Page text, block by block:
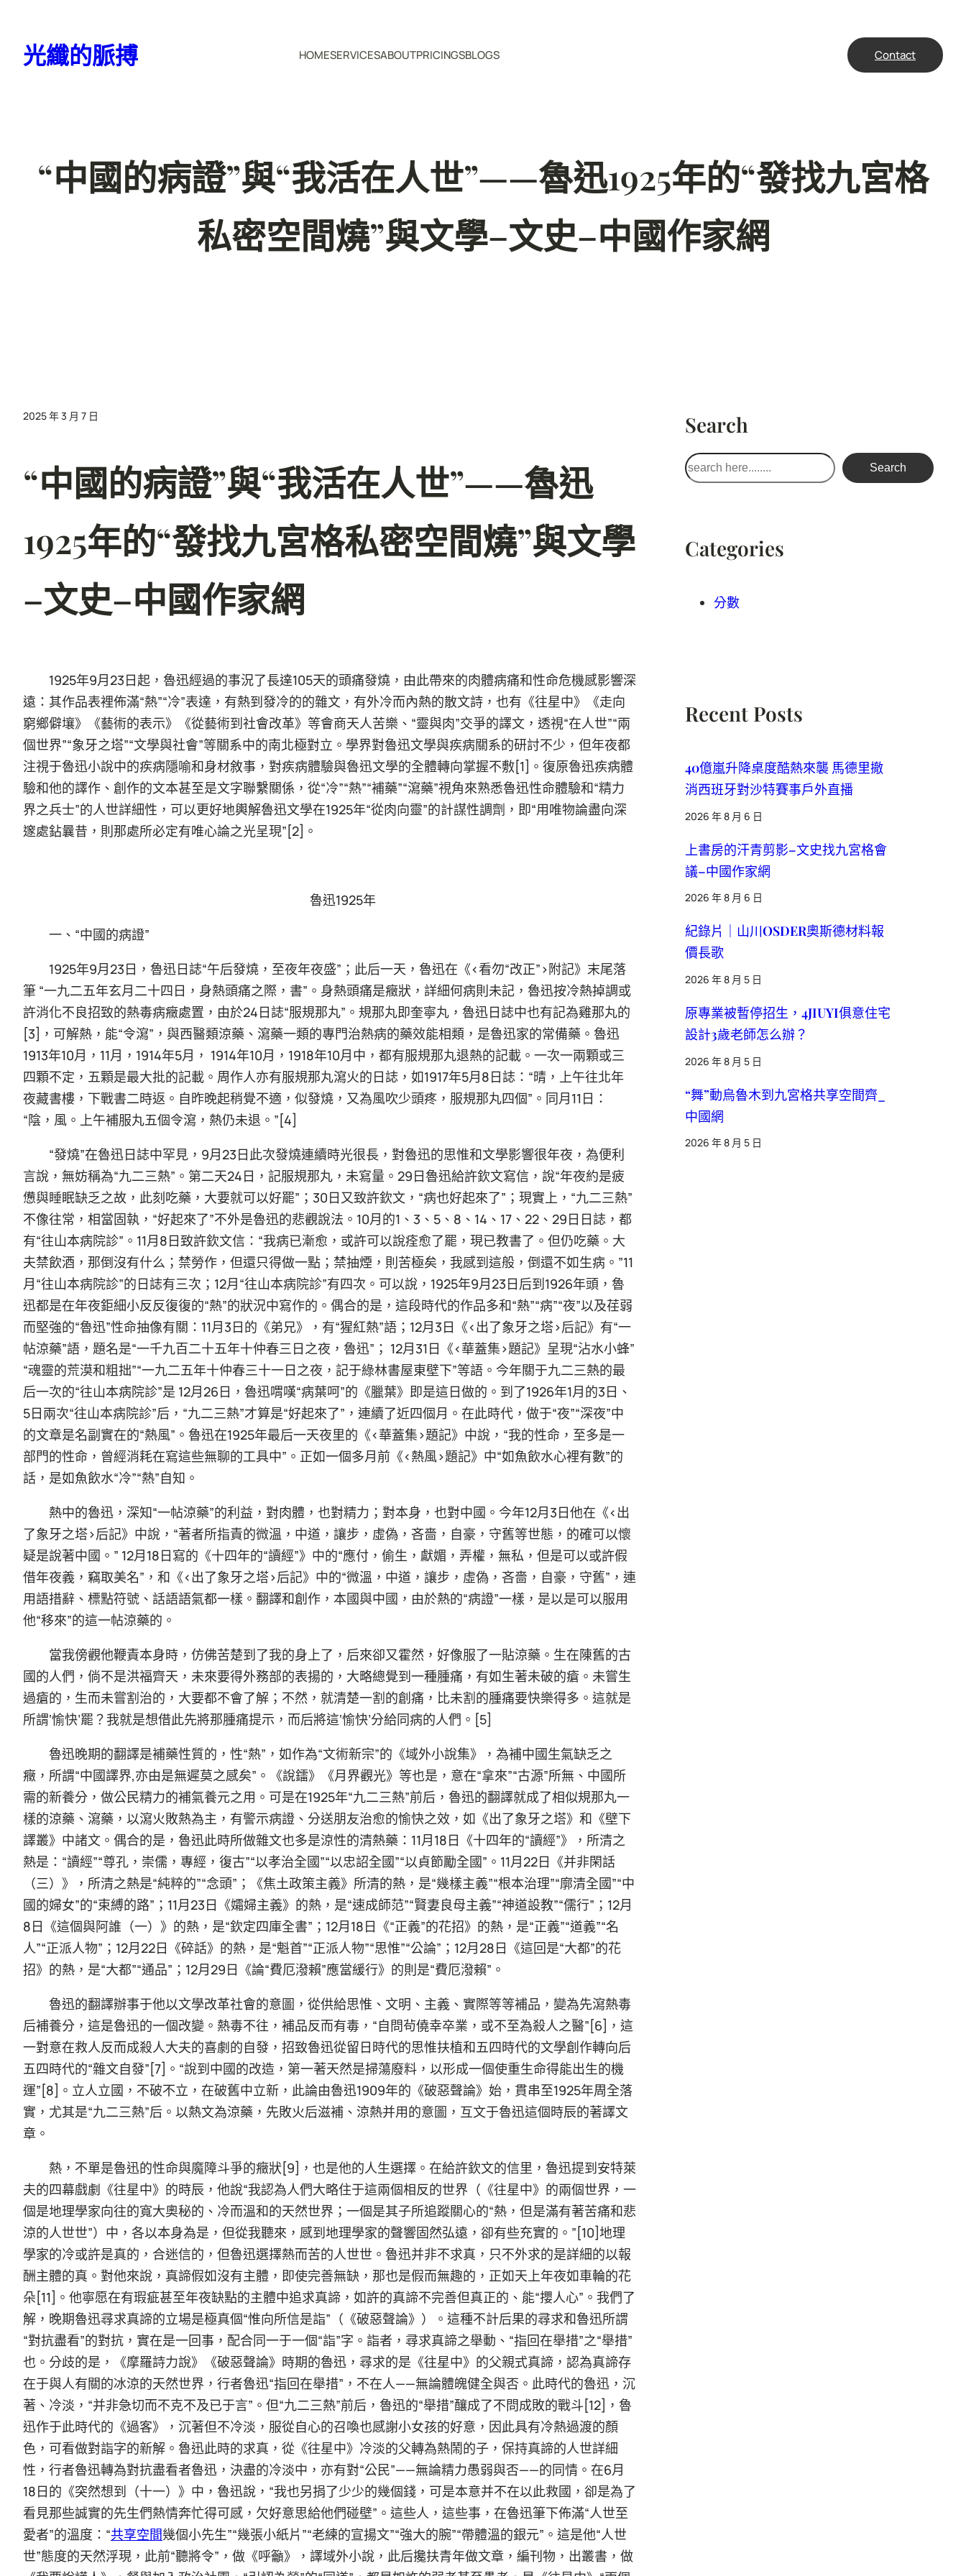
光纖的脈搏 HOMESERVICESABOUTPRICINGSBLOGS Contact
“中國的病證”與“我活在人世”——魯迅1925年的“發找九宮格
私密空間燒”與文學–文史–中國作家網
2025 年 3 月 7 日
“中國的病證”與“我活在人世”——魯迅
1925年的“發找九宮格私密空間燒”與文學
–文史–中國作家網
1925年9月23日起，魯迅經過的事況了長達105天的頭痛發燒，由此帶來的肉體病痛和性命危機感影響深
遠：其作品表裡佈滿“熱”“冷”表達，有熱到發冷的的雜文，有外冷而內熱的散文詩，也有《往星中》《走向
窮鄉僻壤》《藝術的表示》《從藝術到社會改革》等會商天人苦樂、“靈與肉”交爭的譯文，透視“在人世”“兩
個世界”“象牙之塔”“文學與社會”等關系中的南北極對立。學界對魯迅文學與疾病關系的研討不少，但年夜都
注視于魯迅小說中的疾病隱喻和身材敘事，對疾病體驗與魯迅文學的全體轉向掌握不敷[1]。復原魯迅疾病體
驗和他的譯作、創作的文本甚至是文字聯繫關係，從“冷”“熱”“補藥”“瀉藥”視角來熟悉魯迅性命體驗和“精力
界之兵士”的人世詳細性，可以更好地輿解魯迅文學在1925年“從肉向靈”的計謀性調劑，即“用唯物論盡向深
邃處鉆曩昔，則那處所必定有唯心論之光呈現”[2]。
魯迅1925年
一、“中國的病證”
1925年9月23日，魯迅日誌“午后發燒，至夜年夜盛”；此后一天，魯迅在《<看勿“改正”>附記》末尾落
筆 “一九二五年玄月二十四日，身熱頭痛之際，書”。身熱頭痛是癥狀，詳細何病則未記，魯迅按冷熱掉調或
許消化不良招致的熱毒病癥處置，由於24日誌“服規那丸”。規那丸即奎寧丸，魯迅日誌中也有記為雞那丸的
[3]，可解熱，能“令瀉”，與西醫類涼藥、瀉藥一類的專門治熱病的藥效能相類，是魯迅家的常備藥。魯迅
1913年10月，11月，1914年5月， 1914年10月，1918年10月中，都有服規那丸退熱的記載。一次一兩顆或三
四顆不定，五顆是最大批的記載。周作人亦有服規那丸瀉火的日誌，如1917年5月8日誌：“晴，上午往北年
夜藏書樓，下戰書二時返。自昨晚起稍覺不適，似發燒，又為風吹少頭疼，服規那丸四個”。同月11日：
“陰，風。上午補服丸五個令瀉，熱仍未退。”[4]
“發燒”在魯迅日誌中罕見，9月23日此次發燒連續時光很長，對魯迅的思惟和文學影響很年夜，為便利
言說，無妨稱為“九二三熱”。第二天24日，記服規那丸，未寫量。29日魯迅給許欽文寫信，說“年夜約是疲
憊與睡眠缺乏之故，此刻吃藥，大要就可以好罷”；30日又致許欽文，“病也好起來了”；現實上，“九二三熱”
不像往常，相當固執，“好起來了”不外是魯迅的悲觀說法。10月的1、3、5、8、14、17、22、29日日誌，都
有“往山本病院診”。11月8日致許欽文信：“我病已漸愈，或許可以說痊愈了罷，現已教書了。但仍吃藥。大
夫禁飲酒，那倒沒有什么；禁勞作，但還只得做一點；禁抽煙，則苦極矣，我感到這般，倒還不如生病。”11
月“往山本病院診”的日誌有三次；12月“往山本病院診”有四次。可以說，1925年9月23日后到1926年頭，魯
迅都是在年夜鉅細小反反復復的“熱”的狀況中寫作的。偶合的是，這段時代的作品多和“熱”“病”“夜”以及荏弱
而堅強的“魯迅”性命抽像有關：11月3日的《弟兄》，有“猩紅熱”語；12月3日《<出了象牙之塔>后記》有“一
帖涼藥”語，題名是“一千九百二十五年十仲春三日之夜，魯迅”； 12月31日《<華蓋集>題記》呈現“沾水小蜂”
“魂靈的荒漠和粗拙”“一九二五年十仲春三十一日之夜，記于綠林書屋東壁下”等語。今年關于九二三熱的最
后一次的“往山本病院診”是 12月26日，魯迅喟嘆“病葉呵”的《臘葉》即是這日做的。到了1926年1月的3日、
5日兩次“往山本病院診”后，“九二三熱”才算是“好起來了”，連續了近四個月。在此時代，做于“夜”“深夜”中
的文章是名副實在的“熱風”。魯迅在1925年最后一天夜里的《<華蓋集>題記》中說，“我的性命，至多是一
部門的性命，曾經消耗在寫這些無聊的工具中”。正如一個多月前《<熱風>題記》中“如魚飲水心裡有數”的
話，是如魚飲水“冷”“熱”自知。
熱中的魯迅，深知“一帖涼藥”的利益，對肉體，也對精力；對本身，也對中國。今年12月3日他在《<出
了象牙之塔>后記》中說，“著者所指責的微溫，中道，讓步，虛偽，吝嗇，自豪，守舊等世態，的確可以懷
疑是說著中國。” 12月18日寫的《十四年的“讀經”》中的“應付，偷生，獻媚，弄權，無私，但是可以或許假
借年夜義，竊取美名”，和《<出了象牙之塔>后記》中的“微溫，中道，讓步，虛偽，吝嗇，自豪，守舊”，連
用語措辭、標點符號、話語語氣都一樣。翻譯和創作，本國與中國，由於熱的“病證”一樣，是以是可以服用
他“移來”的這一帖涼藥的。
當我傍觀他鞭責本身時，仿佛苦楚到了我的身上了，后來卻又霍然，好像服了一貼涼藥。生在陳舊的古
國的人們，倘不是洪福齊天，未來要得外務部的表揚的，大略總覺到一種腫痛，有如生著未破的瘡。未嘗生
過瘡的，生而未嘗割治的，大要都不會了解；不然，就清楚一割的創痛，比未割的腫痛要快樂得多。這就是
所謂‘愉快’罷？我就是想借此先將那腫痛提示，而后將這‘愉快’分給同病的人們。[5]
魯迅晚期的翻譯是補藥性質的，性“熱”，如作為“文術新宗”的《域外小說集》，為補中國生氣缺乏之
癥，所謂“中國譯界,亦由是無遲莫之感矣”。《說鐳》《月界觀光》等也是，意在“拿來”“古源”所無、中國所
需的新養分，做公民精力的補氣養元之用。可是在1925年“九二三熱”前后，魯迅的翻譯就成了相似規那丸一
樣的涼藥、瀉藥，以瀉火敗熱為主，有警示病證、分送朋友治愈的愉快之效，如《出了象牙之塔》和《壁下
譯叢》中諸文。偶合的是，魯迅此時所做雜文也多是涼性的清熱藥：11月18日《十四年的“讀經”》，所清之
熱是：“讀經”“尊孔，崇儒，專經，復古”“以孝治全國”“以忠詔全國”“以貞節勵全國”。11月22日《并非閑話
（三）》，所清之熱是“純粹的”“念頭”；《焦土政策主義》所清的熱，是“幾樣主義”“根本治理”“廓清全國”“中
國的婦女”的“束縛的路”；11月23日《孀婦主義》的熱，是“速成師范”“賢妻良母主義”“神道設教”“儒行”；12月
8日《這個與阿誰（一）》的熱，是“欽定四庫全書”；12月18日《“正義”的花招》的熱，是“正義”“道義”“名
人”“正派人物”；12月22日《碎話》的熱，是“魁首”“正派人物”“思惟”“公論”；12月28日《這回是“大都”的花
招》的熱，是“大都”“通品”；12月29日《論“費厄潑賴”應當緩行》的則是“費厄潑賴”。
魯迅的翻譯辦事于他以文學改革社會的意圖，從供給思惟、文明、主義、實際等等補品，變為先瀉熱毒
后補養分，這是魯迅的一個改變。熱毒不往，補品反而有毒，“自問茍僥幸卒業，或不至為殺人之醫”[6]，這
一對意在救人反而成殺人大夫的喜劇的自發，招致魯迅從留日時代的思惟扶植和五四時代的文學創作轉向后
五四時代的“雜文自發”[7]。“說到中國的改造，第一著天然是掃蕩廢料，以形成一個使重生命得能出生的機
運”[8]。立人立國，不破不立，在破舊中立新，此論由魯迅1909年的《破惡聲論》始，貫串至1925年周全落
實，尤其是“九二三熱”后。以熱文為涼藥，先敗火后滋補、涼熱并用的意圖，互文于魯迅這個時辰的著譯文
章。
熱，不單是魯迅的性命與魔障斗爭的癥狀[9]，也是他的人生選擇。在給許欽文的信里，魯迅提到安特萊
夫的四幕戲劇《往星中》的時辰，他說“我認為人們大略住于這兩個相反的世界（《往星中》的兩個世界，一
個是地理學家向往的寬大奧秘的、冷而溫和的天然世界；一個是其子所追蹤關心的“熱，但是滿有著苦痛和悲
涼的人世世”）中，各以本身為是，但從我聽來，感到地理學家的聲響固然弘遠，卻有些充實的。”[10]地理
學家的冷或許是真的，合迷信的，但魯迅選擇熱而苦的人世世。魯迅并非不求真，只不外求的是詳細的以報
酬主體的真。對他來說，真諦假如沒有主體，即使完善無缺，那也是假而無趣的，正如天上年夜如車輪的花
朵[11]。他寧愿在有瑕疵甚至年夜缺點的主體中追求真諦，如許的真諦不完善但真正的、能“攖人心”。我們了
解，晚期魯迅尋求真諦的立場是極真個“惟向所信是詣”（《破惡聲論》）。這種不計后果的尋求和魯迅所謂
“對抗盡看”的對抗，實在是一回事，配合同一于一個“詣”字。詣者，尋求真諦之舉動、“指回在舉措”之“舉措”
也。分歧的是，《摩羅詩力說》《破惡聲論》時期的魯迅，尋求的是《往星中》的父親式真諦，認為真諦存
在于與人有關的冰涼的天然世界，行者魯迅“指回在舉措”，不在人——無論體魄健全與否。此時代的魯迅，沉
著、冷淡，“并非急切而不克不及已于言”。但“九二三熱”前后，魯迅的“舉措”釀成了不問成敗的戰斗[12]，魯
迅作于此時代的《過客》，沉著但不冷淡，服從自心的召喚也感謝小女孩的好意，因此具有冷熱過渡的顏
色，可看做對詣字的新解。魯迅此時的求真，從《往星中》冷淡的父轉為熱鬧的子，保持真諦的人世詳細
性，行者魯迅轉為對抗盡看者魯迅，決盡的冷淡中，亦有對“公民”——無論精力愚弱與否——的同情。在6月
18日的《突然想到（十一）》中，魯迅說，“我也另捐了少少的幾個錢，可是本意并不在以此救國，卻是為了
看見那些誠實的先生們熱情奔忙得可感，欠好意思給他們碰壁”。這些人，這些事，在魯迅筆下佈滿“人世至
愛者”的溫度：“共享空間幾個小先生”“幾張小紙片”“老練的宣揚文”“強大的腕”“帶體溫的銀元”。這是他“人世
世”態度的天然浮現，此前“聽將令”，做《呼籲》，譯域外小說，此后攙扶青年做文章，編刊物，出叢書，做
Search
搜
尋
Search
Categories
分數
Recent Posts
40億嵐升降桌度酷熱來襲 馬德里撤
消西班牙對沙特賽事戶外直播
2026 年 8 月 6 日
上書房的汗青剪影–文史找九宮格會
議–中國作家網
2026 年 8 月 6 日
紀錄片｜山川OSDER奧斯德材料報
價長歌
2026 年 8 月 5 日
原專業被暫停招生，4JIUYI俱意住宅
設計3歲老師怎么辦？
2026 年 8 月 5 日
“舞”動烏魯木到九宮格共享空間齊_
中國網
2026 年 8 月 5 日